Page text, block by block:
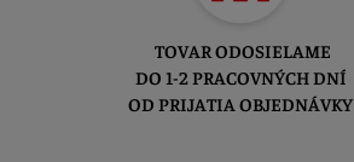
TOVAR ODOSIELAME
DO 1-2 PRACOVNÝCH DNÍ
OD PRIJATIA OBJEDNÁVKY